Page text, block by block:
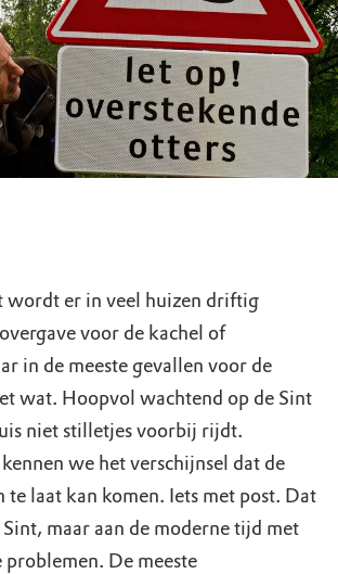
wordt er in veel huizen driftig
voor de kachel of
in de meeste gevallen voor de
wat. Hoopvol wachtend op de Sint
niet stilletjes voorbij rijdt.
we het verschijnsel dat de
te laat kan komen. Iets met post. Dat
Sint, maar aan de moderne tijd met
De meeste